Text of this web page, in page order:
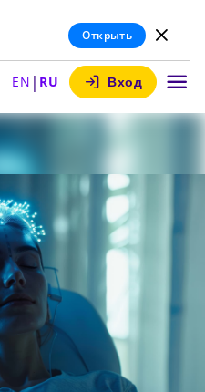
Открыть
EN | RU Вход